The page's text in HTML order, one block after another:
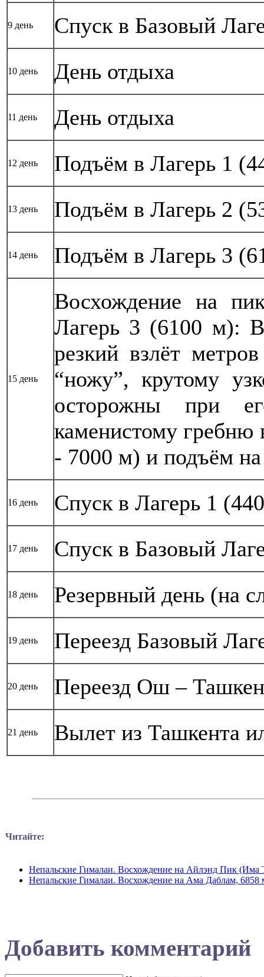
9 день Спуск в Базовый
10 день День отдыха
11 день День отдыха
12 день Подъём в Лагерь 1
13 день Подъём в Лагерь 2
14 день Подъём в Лагерь 3
15 день
Восхождение на
Лагерь 3 (6100 м):
резкий взлёт
“ножу”, крутому
осторожны при
каменистому гребню
- 7000 м) и подъём
16 день Спуск в Лагерь 1
17 день Спуск в Базовый
18 день Резервный день (на
19 день Переезд Базовый
20 день Переезд Ош –
21 день Вылет из Ташкента
Читайте:
Непальские Гималаи. Восхождение на Айлэнд Пик (Има
Непальские Гималаи. Восхождение на Ама Даблам,
Добавить комментарий